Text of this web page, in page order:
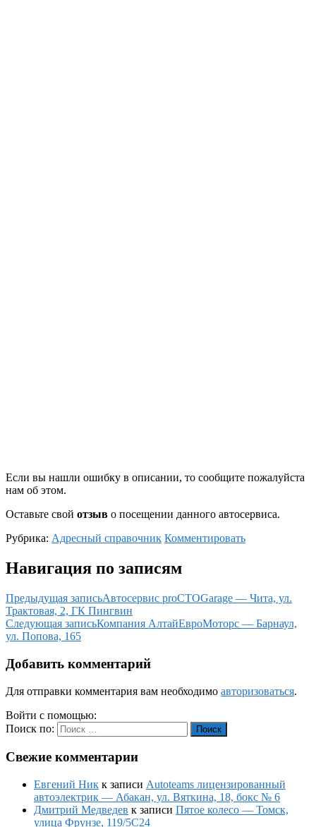
Если вы нашли ошибку в описании, то сообщите пожалуйста
нам об этом.
Оставьте свой отзыв о посещении данного автосервиса.
Рубрика: Адресный справочник Комментировать
Навигация по записям
Предыдущая записьАвтосервис proCTOGarage — Чита, ул.
Трактовая, 2, ГК Пингвин
Следующая записьКомпания АлтайЕвроМоторс — Барнаул,
ул. Попова, 165
Добавить комментарий
Для отправки комментария вам необходимо авторизоваться.
Войти с помощью:
Поиск по:
Поиск
Свежие комментарии
Евгений Ник к записи Autoteams лицензированный
автоэлектрик — Абакан, ул. Вяткина, 18, бокс № 6
Дмитрий Медведев к записи Пятое колесо — Томск,
улица Фрунзе, 119/5С24